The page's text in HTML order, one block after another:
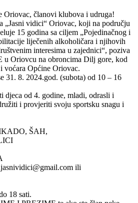
Oriovac, članovi klubova i udruga!
„Jasni vidici“ Oriovac, koji na području
15 godina sa ciljem „Pojedinačnog i
liječenih alkoholičara i njihovih
interesima u zajednici“, poziva
u Oriovcu na obroncima Dilj gore, kod
voćara Općine Oriovac.
31. 8. 2024.god. (subota) od 10 – 16
djeca od 4. godine, mladi, odrasli i
i provjeriti svoju sportsku snagu i
ŠAH,
ili
18 sati.